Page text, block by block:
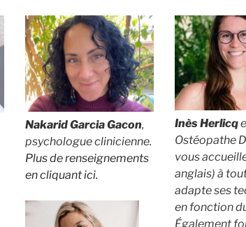
Nakarid Garcia Gacon,
psychologue clinicienne.
Plus de renseignements
en cliquant ici.
Inès Herlicq
Ostéopathe
vous
anglais) à
adapte ses
en fonction
Également